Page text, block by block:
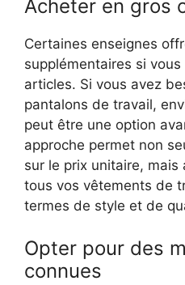
Acheter en gros
Certaines enseignes
supplémentaires si
articles. Si vous avez
pantalons de travail,
peut être une option
approche permet non
sur le prix unitaire, mais
tous vos vêtements de
termes de style et de
Opter pour des
connues